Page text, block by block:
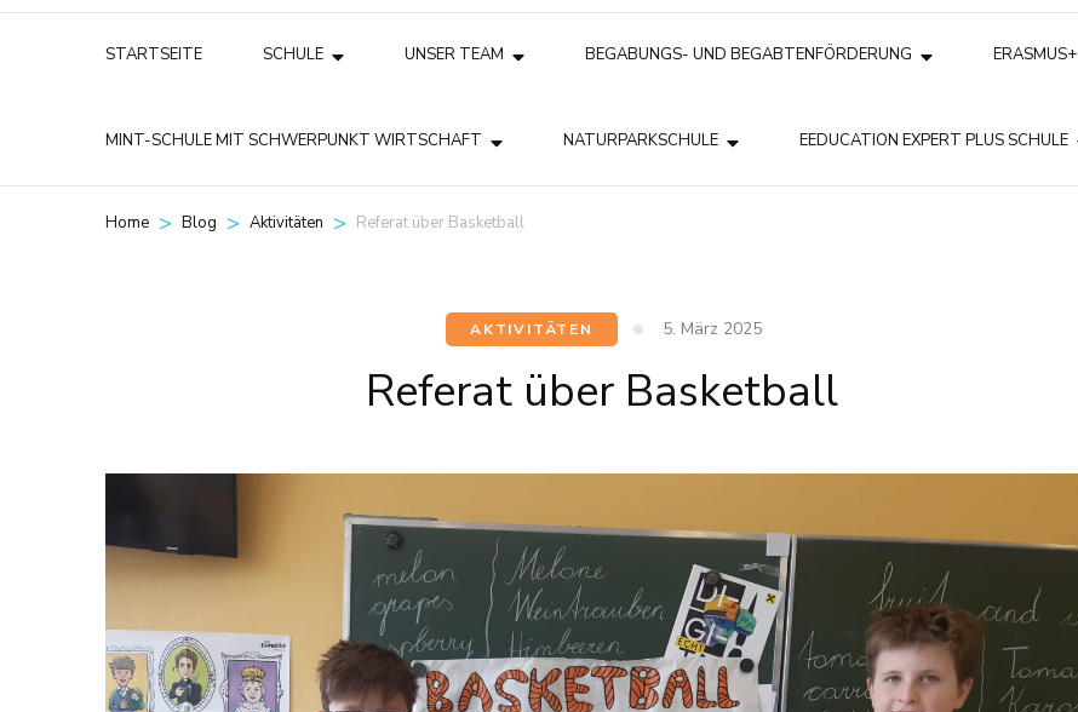
STARTSEITE SCHULE UNSER TEAM BEGABUNGS- UND BEGABTENFÖRDERUNG ERASMUS+
MINT-SCHULE MIT SCHWERPUNKT WIRTSCHAFT NATURPARKSCHULE EEDUCATION EXPERT PLUS SCHULE
Home > Blog > Aktivitäten > Referat über Basketball
AKTIVITÄTEN 5. März 2025
Referat über Basketball